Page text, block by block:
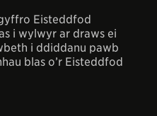
Eisteddfod
i wylwyr ar draws ei
i ddiddanu pawb
blas o’r Eisteddfod